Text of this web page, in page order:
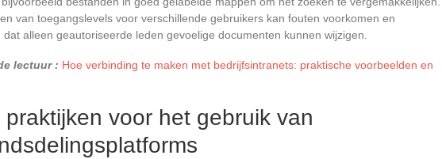
van toegangslevels voor verschillende gebruikers kan fouten voorkomen en
alleen geautoriseerde leden gevoelige documenten kunnen wijzigen.
lectuur : Hoe verbinding te maken met bedrijfsintranets: praktische voorbeelden en
praktijken voor het gebruik van